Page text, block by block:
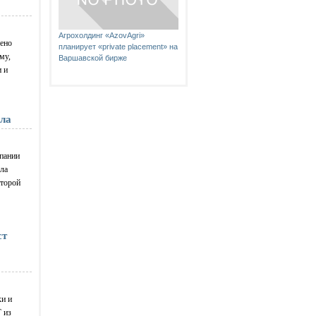
Агрохолдинг «AzovAgri»
планирует «private placement» на
Варшавской бирже
и
и
из